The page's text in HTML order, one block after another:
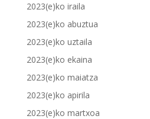
2023(e)ko iraila
2023(e)ko abuztua
2023(e)ko uztaila
2023(e)ko ekaina
2023(e)ko maiatza
2023(e)ko apirila
2023(e)ko martxoa